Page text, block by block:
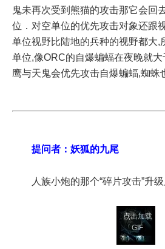
鬼未再次受到熊猫的攻击那它会回
位．对空单位的优先攻击对象还跟
单位视野比陆地的兵种的视野都大,
单位,像ORC的自爆蝙蝠在夜晚就
鹰与天鬼会优先攻击自爆蝙蝠,蜘蛛
提问者：妖狐的九尾
人族小炮的那个“碎片攻击”升
点击加载
GIF